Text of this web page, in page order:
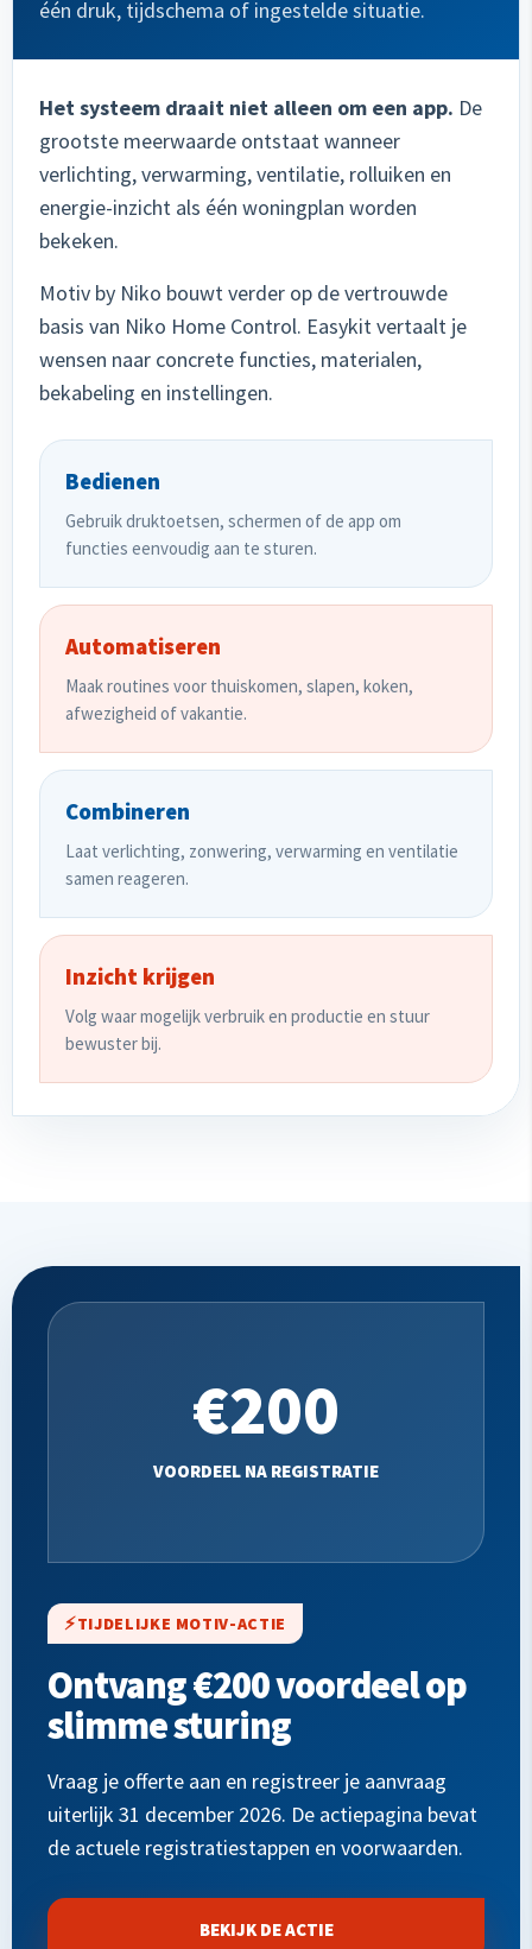
één druk, tijdschema of ingestelde situatie.
Het systeem draait niet alleen om een app. De
grootste meerwaarde ontstaat wanneer
verlichting, verwarming, ventilatie, rolluiken en
energie-inzicht als één woningplan worden
bekeken.
Motiv by Niko bouwt verder op de vertrouwde
basis van Niko Home Control. Easykit vertaalt je
wensen naar concrete functies, materialen,
bekabeling en instellingen.
Bedienen
Gebruik druktoetsen, schermen of de app om
functies eenvoudig aan te sturen.
Automatiseren
Maak routines voor thuiskomen, slapen, koken,
afwezigheid of vakantie.
Combineren
Laat verlichting, zonwering, verwarming en ventilatie
samen reageren.
Inzicht krijgen
Volg waar mogelijk verbruik en productie en stuur
bewuster bij.
€200
VOORDEEL NA REGISTRATIE
TIJDELIJKE MOTIV-ACTIE
Ontvang €200 voordeel op
slimme sturing
Vraag je offerte aan en registreer je aanvraag
uiterlijk 31 december 2026. De actiepagina bevat
de actuele registratiestappen en voorwaarden.
BEKIJK DE ACTIE